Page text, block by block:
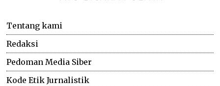
Tentang kami
Redaksi
Pedoman Media Siber
Kode Etik Jurnalistik